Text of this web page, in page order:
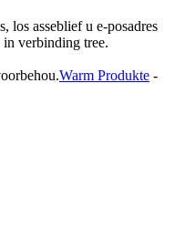
los asseblief u e-posadres
in verbinding tree.
Warm Produkte -